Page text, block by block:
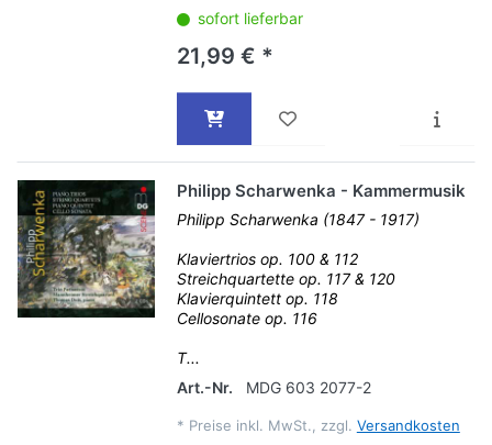
sofort lieferbar
21,99 € *
Philipp Scharwenka - Kammermusik
Philipp Scharwenka (1847 - 1917)
Klaviertrios op. 100 & 112
Streichquartette op. 117 & 120
Klavierquintett op. 118
Cellosonate op. 116
T...
Art.-Nr.
MDG 603 2077-2
* Preise inkl. MwSt., zzgl. Versandkosten